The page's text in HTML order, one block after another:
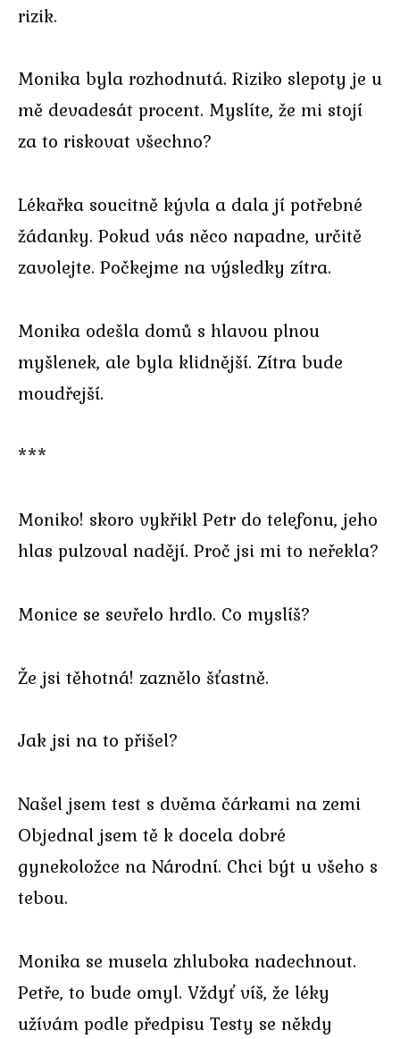
rizik.
Monika byla rozhodnutá. Riziko slepoty je u
mě devadesát procent. Myslíte, že mi stojí
za to riskovat všechno?
Lékařka soucitně kývla a dala jí potřebné
žádanky. Pokud vás něco napadne, určitě
zavolejte. Počkejme na výsledky zítra.
Monika odešla domů s hlavou plnou
myšlenek, ale byla klidnější. Zítra bude
moudřejší.
***
Moniko! skoro vykřikl Petr do telefonu, jeho
hlas pulzoval nadějí. Proč jsi mi to neřekla?
Monice se sevřelo hrdlo. Co myslíš?
Že jsi těhotná! zaznělo šťastně.
Jak jsi na to přišel?
Našel jsem test s dvěma čárkami na zemi
Objednal jsem tě k docela dobré
gynekoložce na Národní. Chci být u všeho s
tebou.
Monika se musela zhluboka nadechnout.
Petře, to bude omyl. Vždyť víš, že léky
užívám podle předpisu Testy se někdy